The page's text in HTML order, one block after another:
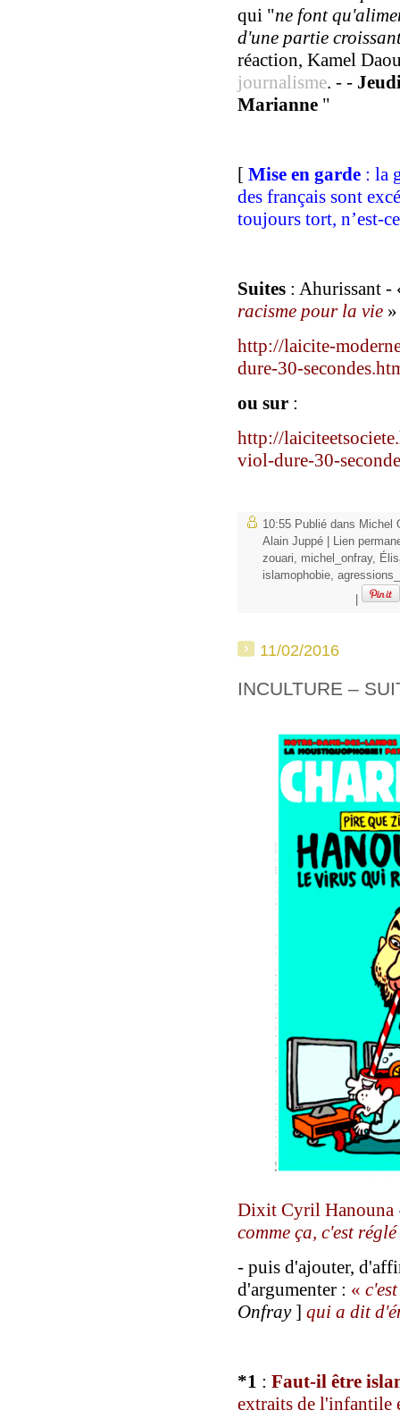
qui "ne font
d'une partie
réaction, Kamel
journalisme. - -
Marianne "
[ Mise en garde : la
des français sont
toujours tort, n’est-
Suites : Ahurissant -
racisme pour la vie »
http://laicite-
dure-30-
ou sur :
http://
viol-dure-30-
10:55 Publié dans Michel
Alain Juppé
Lien
zouari
michel_onfray,
islamophobie
11/02/2016
INCULTURE –
Dixit Cyril Hanouna
comme ça, c'est réglé
- puis d'ajouter,
d'argumenter : « c
Onfray] qui a dit
*1 : Faut-il être
extraits de l'infantile